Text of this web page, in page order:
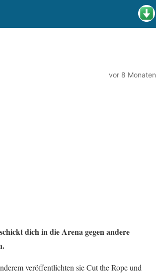
vor 8 Monaten
dich in die Arena gegen andere
veröffentlichten sie Cut the Rope und